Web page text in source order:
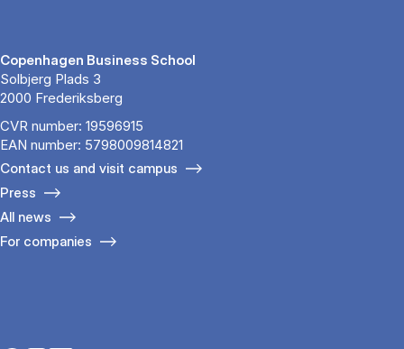
Copenhagen Business School
Solbjerg Plads 3
2000 Frederiksberg
CVR number: 19596915
EAN number: 5798009814821
Contact us and visit campus
Press
All news
For companies